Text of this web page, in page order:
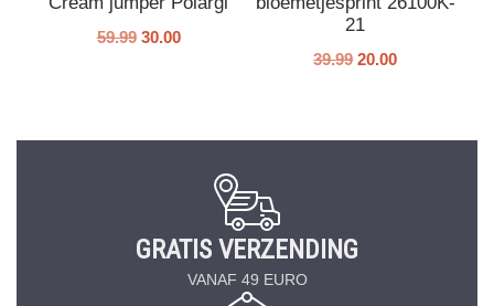
59.99 30.00
21
39.99 20.00
GRATIS VERZENDING
VANAF 49 EURO